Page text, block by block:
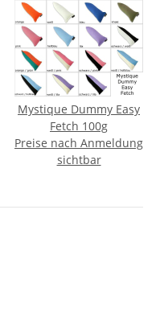
Mystique Dummy Easy
Fetch 100g
Preise nach Anmeldung
sichtbar